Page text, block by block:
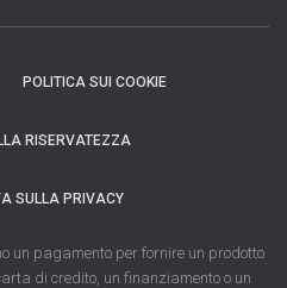
POLITICA SUI COOKIE
RISERVATEZZA
SULLA PRIVACY
un pagamento per fornire un prodotto
di credito, un finanziamento o un